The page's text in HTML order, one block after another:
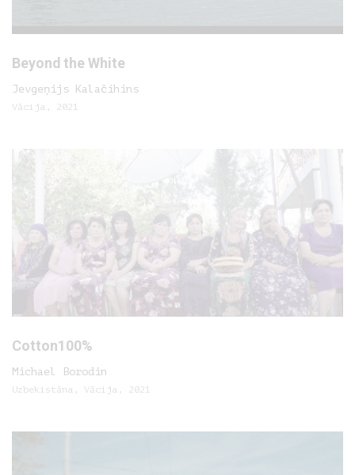
Beyond the White
Jevgeņijs Kalačihins
Vācija, 2021
Cotton100%
Michael Borodin
Uzbekistāna, Vācija, 2021